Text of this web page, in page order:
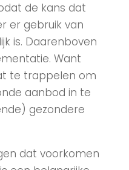
de kans dat
er gebruik van
is. Daarenboven
Want
te trappelen om
aanbod in te
gezondere
dat voorkomen